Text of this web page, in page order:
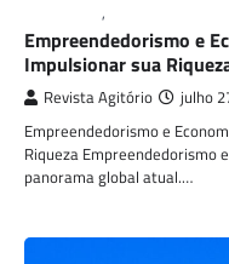
,
Empreendedorismo e
Impulsionar sua
Revista Agitório julho
Empreendedorismo e
Riqueza Empreendedorismo
panorama global atual.…